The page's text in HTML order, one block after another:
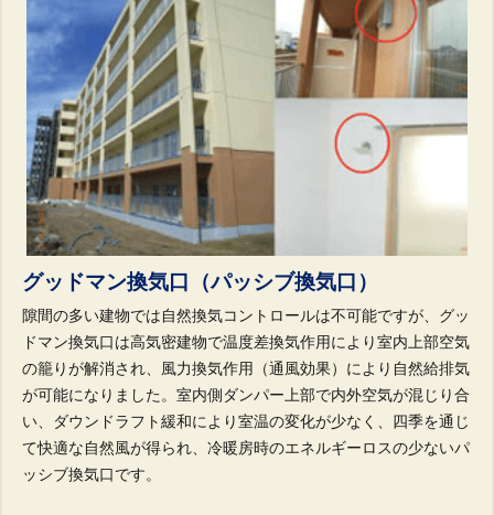
グッドマン換気口（パッシブ換気口）
隙間の多い建物では自然換気コントロールは不可能ですが、グッ
ドマン換気口は高気密建物で温度差換気作用により室内上部空気
の籠りが解消され、風力換気作用（通風効果）により自然給排気
が可能になりました。室内側ダンパー上部で内外空気が混じり合
い、ダウンドラフト緩和により室温の変化が少なく、四季を通じ
て快適な自然風が得られ、冷暖房時のエネルギーロスの少ないパ
ッシブ換気口です。